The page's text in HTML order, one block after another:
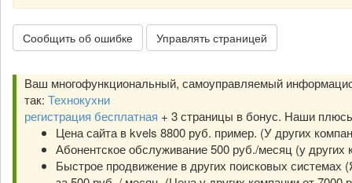
Сообщить об ошибке Управлять страницей
Ваш многофункциональный, самоуправляемый
так: Технокухни
регистрация бесплатная + 3 страницы в бонус. Наши
Цена сайта в kvels 8800 руб. пример. (У других
Абонентское обслуживание 500 руб./месяц (у других
Быстрое продвижение в других поисковых системах